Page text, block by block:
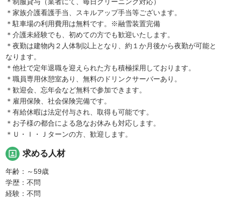
＊家族介護看護手当、スキルアップ手当等ございます。
＊駐車場の利用費用は無料です。※融雪装置完備
＊介護未経験でも、初めての方でも歓迎いたします。
＊夜勤は建物内２人体制以上となり、約１か月後から夜勤が可能と
なります。
＊他社で定年退職を迎えられた方も積極採用しております。
＊職員専用休憩室あり、無料のドリンクサーバーあり。
＊歓迎会、忘年会など無料で参加できます。
＊雇用保険、社会保険完備です。
＊有給休暇は法定付与され、取得も可能です。
＊お子様の都合による急なお休みも対応します。
＊Ｕ・Ｉ・Ｊターンの方、歓迎します。
portrait 求める人材
年齢：～59歳
学歴：不問
経験：不問